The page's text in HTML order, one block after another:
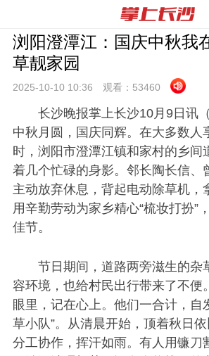
浏阳澄潭江：国庆中秋我
草靓家园
2025-10-10 10:36 观看： 53460
长沙晚报掌上长沙10月9日讯
中秋月圆，国庆同辉。在大多数人
时，浏阳市澄潭江镇和家村的乡间
着几个忙碌的身影。邻长陶长信、
主动放弃休息，背起电动除草机，
用辛勤劳动为家乡精心“梳妆打扮”
佳节。
节日期间，道路两旁滋生的杂
容环境，也给村民出行带来了不便
眼里，记在心上。他们一合计，自
草小队”。从清晨开始，顶着秋日依
分工协作，挥汗如雨。有人用镰刀